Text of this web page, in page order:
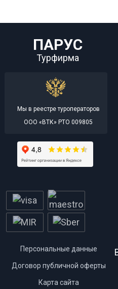
ПАРУС
Турфирма
Мы в реестре туроператоров
ООО «ВТК» РТО 009805
Персональные данные
Договор публичной оферты
Карта сайта